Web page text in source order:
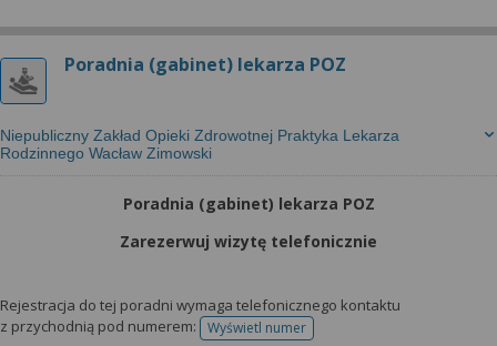
Poradnia (gabinet) lekarza POZ
Niepubliczny Zakład Opieki Zdrowotnej Praktyka Lekarza
Rodzinnego Wacław Zimowski
Poradnia (gabinet) lekarza POZ
Zarezerwuj wizytę telefonicznie
Rejestracja do tej poradni wymaga telefonicznego kontaktu
z przychodnią pod numerem:
Wyświetl numertelefonu do rejestracji